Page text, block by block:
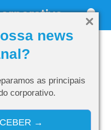
news
as principais
corporativo.
→